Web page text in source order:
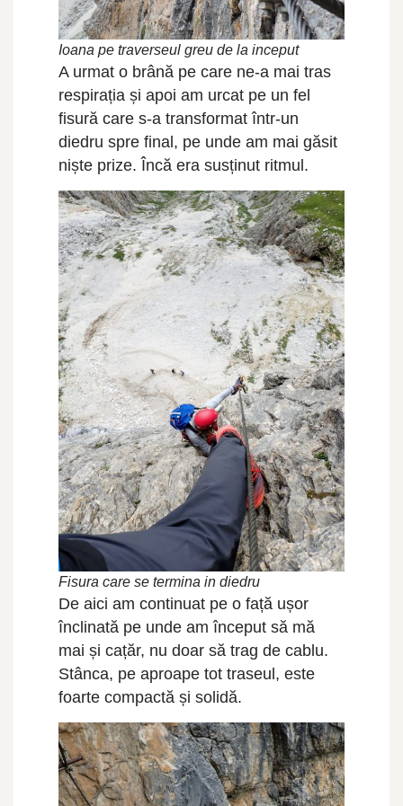
Ioana pe traverseul greu de la inceput
A urmat o brână pe care ne-a mai tras
respirația și apoi am urcat pe un fel
fisură care s-a transformat într-un
diedru spre final, pe unde am mai găsit
niște prize. Încă era susținut ritmul.
Fisura care se termina in diedru
De aici am continuat pe o față ușor
înclinată pe unde am început să mă
mai și cațăr, nu doar să trag de cablu.
Stânca, pe aproape tot traseul, este
foarte compactă și solidă.